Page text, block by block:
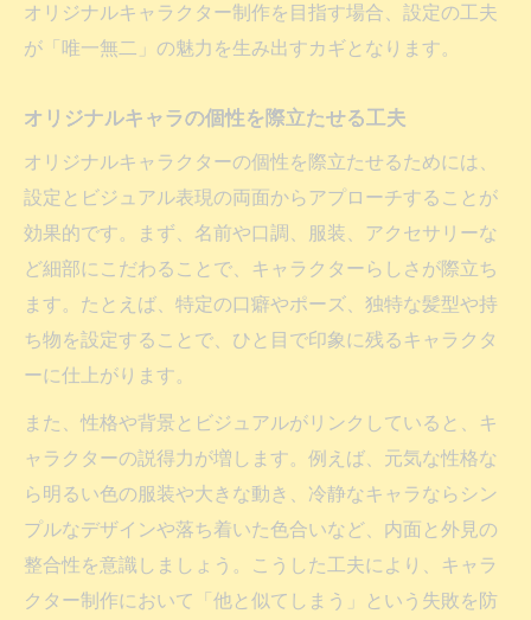
独自性あるキャラクター制作の手順と工夫
オリジナルキャラクター制作を目指す場合、設定の工夫
が「唯一無二」の魅力を生み出すカギとなります。
オリジナルキャラの個性を際立たせる工夫
オリジナルキャラクターの個性を際立たせるためには、
設定とビジュアル表現の両面からアプローチすることが
効果的です。まず、名前や口調、服装、アクセサリーな
ど細部にこだわることで、キャラクターらしさが際立ち
ます。たとえば、特定の口癖やポーズ、独特な髪型や持
ち物を設定することで、ひと目で印象に残るキャラクタ
ーに仕上がります。
また、性格や背景とビジュアルがリンクしていると、キ
ャラクターの説得力が増します。例えば、元気な性格な
ら明るい色の服装や大きな動き、冷静なキャラならシン
プルなデザインや落ち着いた色合いなど、内面と外見の
整合性を意識しましょう。こうした工夫により、キャラ
クター制作において「他と似てしまう」という失敗を防